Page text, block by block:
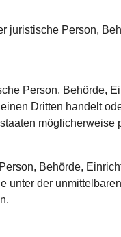
juristische Person,
Person, Behörde,
Dritten handelt
Behörde,
unter der